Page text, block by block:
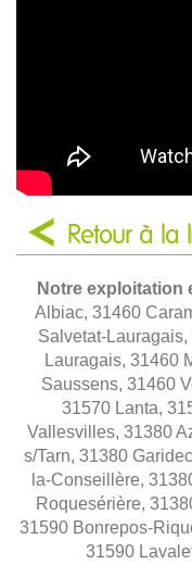
Retour à la
Notre exploitation
Albiac, 31460
Salvetat-
Lauragais, 31460
Saussens, 31460
31570 Lanta,
Vallesvilles, 31380
s/Tarn, 31380
la-Conseillère,
Roquesérière,
31590 Bonrepos-
31590